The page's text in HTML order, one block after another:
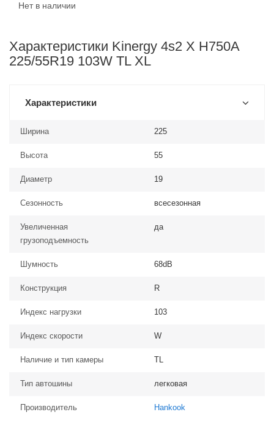
Нет в наличии
Характеристики Kinergy 4s2 X H750A
225/55R19 103W TL XL
Характеристики
Ширина 225
Высота 55
Диаметр 19
Сезонность всесезонная
Увеличенная
грузоподъемность
да
Шумность 68dB
Конструкция R
Индекс нагрузки 103
Индекс скорости W
Наличие и тип камеры TL
Тип автошины легковая
Производитель Hankook